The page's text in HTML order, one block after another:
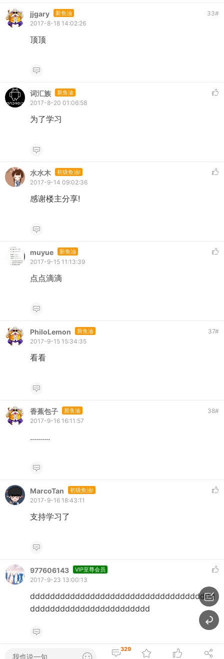
jjgary 新鱼油 33#
2017-8-18 14:02:26
顶顶
词汇族 新鱼油
2017-8-20 01:06:58
为了学习
水水木 初级鱼油I
2017-9-14 09:02:36
感谢楼主分享!
muyue 新鱼油
2017-9-15 11:13:39
点点滴滴
PhiloLemon 新鱼油 37#
2017-9-15 15:34:35
看看
香蕉包子 新鱼油 38#
2017-9-16 16:11:57
..........
MarcoTan 初级鱼油I
2017-9-16 18:43:11
支持学习了
977606143 VIP至尊会员
2017-9-23 13:00:13
ddddddddddddddddddddddddddddddddddddd
dddddddddddddddddddddddd
我也说一句
329